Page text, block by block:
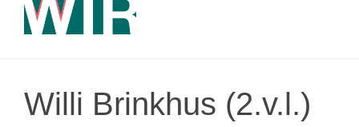
Willi Brinkhus (2.v.l.)